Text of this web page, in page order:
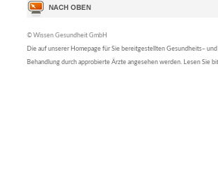
© Wissen Gesundheit GmbH
Die auf unserer Homepage für Sie bereitgestellten Gesundheits–
Behandlung durch approbierte Ärzte angesehen werden. Lesen Sie